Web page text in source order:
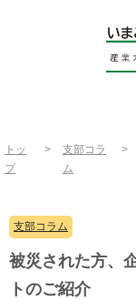
トッ
プ
>
支部コラ
ム
>
支部コラム
被災された方、
トのご紹介